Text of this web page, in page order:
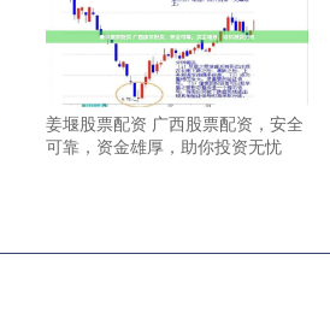
姜堰股票配资 广西股票配资，安全
可靠，资金雄厚，助你投资无忧